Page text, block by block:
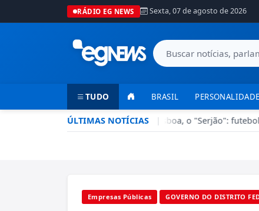
RÁDIO EG NEWS Sexta, 07 de agosto de 2026
TUDO BRASIL
ÚLTIMAS NOTÍCIAS |
Esporte em Ação recebe Sérgio Lisboa, o "Serjão":
Empresas Públicas GOVERNO DO DISTRITO